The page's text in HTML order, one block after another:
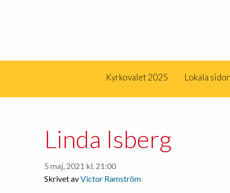
Kyrkovalet 2025 Lokala sidor
Linda Isberg
5 maj, 2021 kl. 21:00
Skrivet avVictor Ramström